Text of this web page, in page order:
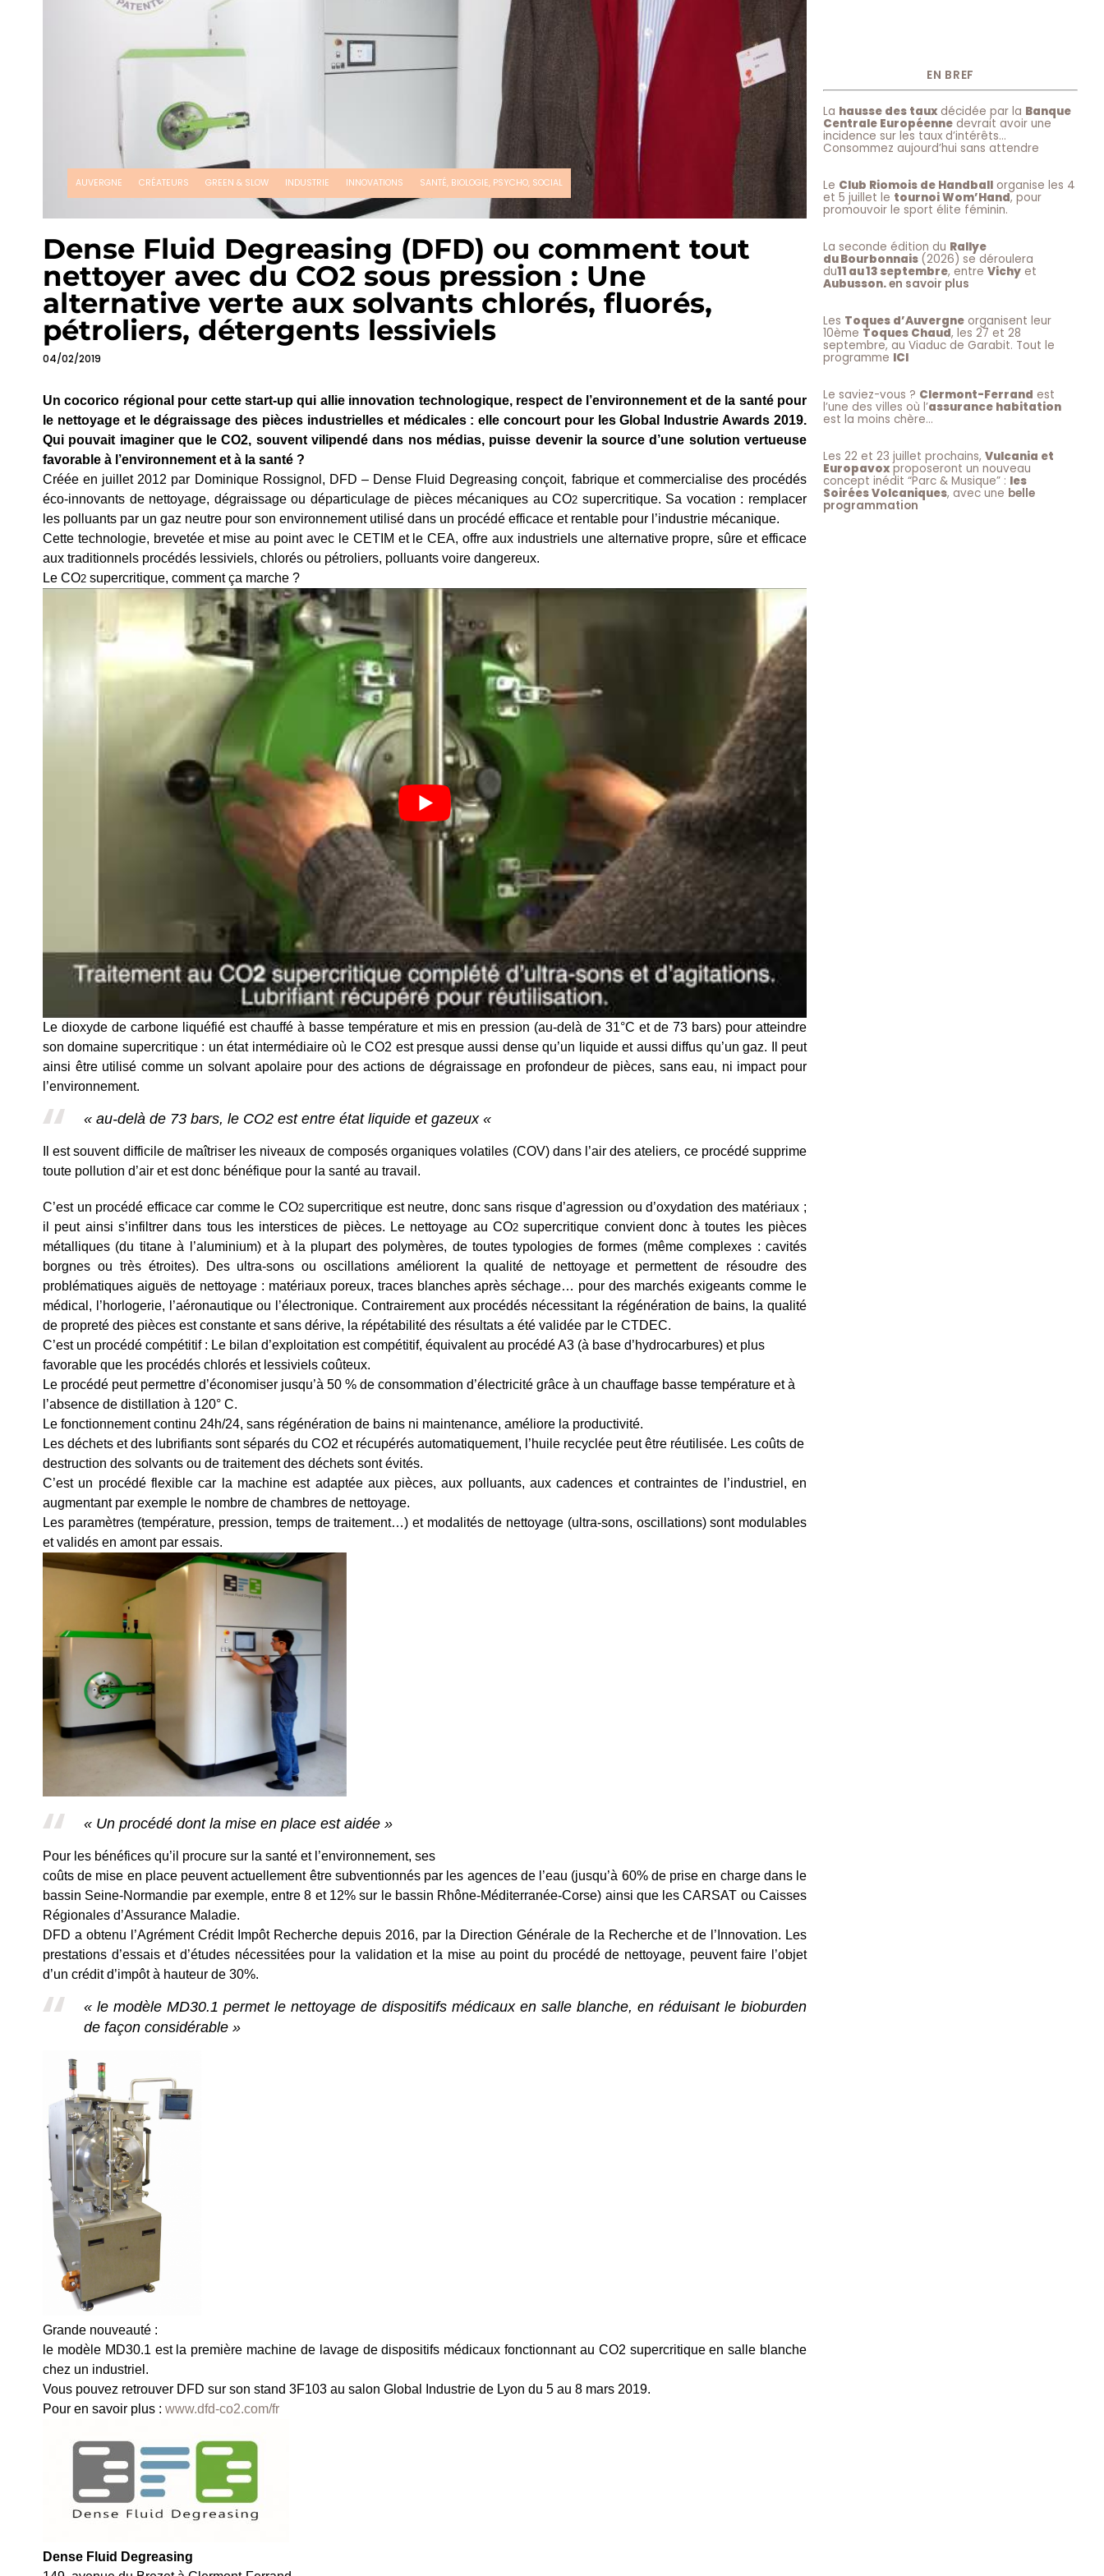
AUVERGNE CRÉATEURS GREEN & SLOW INDUSTRIE INNOVATIONS SANTÉ, BIOLOGIE, PSYCHO, SOCIAL
Dense Fluid Degreasing (DFD) ou comment tout
nettoyer avec du CO2 sous pression : Une
alternative verte aux solvants chlorés, fluorés,
pétroliers, détergents lessiviels
04/02/2019
Un cocorico régional pour cette start-up qui allie innovation technologique, respect de l’environnement et de la santé pour
le nettoyage et le dégraissage des pièces industrielles et médicales : elle concourt pour les Global Industrie Awards 2019.
Qui pouvait imaginer que le CO2, souvent vilipendé dans nos médias, puisse devenir la source d’une solution vertueuse
favorable à l’environnement et à la santé ?
Créée en juillet 2012 par Dominique Rossignol, DFD – Dense Fluid Degreasing conçoit, fabrique et commercialise des procédés
éco-innovants de nettoyage, dégraissage ou départiculage de pièces mécaniques au CO2 supercritique. Sa vocation : remplacer
les polluants par un gaz neutre pour son environnement utilisé dans un procédé efficace et rentable pour l’industrie mécanique.
Cette technologie, brevetée et mise au point avec le CETIM et le CEA, offre aux industriels une alternative propre, sûre et efficace
aux traditionnels procédés lessiviels, chlorés ou pétroliers, polluants voire dangereux.
Le CO2 supercritique, comment ça marche ?
Le dioxyde de carbone liquéfié est chauffé à basse température et mis en pression (au-delà de 31°C et de 73 bars) pour atteindre
son domaine supercritique : un état intermédiaire où le CO2 est presque aussi dense qu’un liquide et aussi diffus qu’un gaz. Il peut
ainsi être utilisé comme un solvant apolaire pour des actions de dégraissage en profondeur de pièces, sans eau, ni impact pour
l’environnement.
« au-delà de 73 bars, le CO2 est entre état liquide et gazeux «
Il est souvent difficile de maîtriser les niveaux de composés organiques volatiles (COV) dans l’air des ateliers, ce procédé supprime
toute pollution d’air et est donc bénéfique pour la santé au travail.
C’est un procédé efficace car comme le CO2supercritique est neutre, donc sans risque d’agression ou d’oxydation des matériaux ;
il peut ainsi s’infiltrer dans tous les interstices de pièces. Le nettoyage au CO2supercritique convient donc à toutes les pièces
métalliques (du titane à l’aluminium) et à la plupart des polymères, de toutes typologies de formes (même complexes : cavités
borgnes ou très étroites). Des ultra-sons ou oscillations améliorent la qualité de nettoyage et permettent de résoudre des
problématiques aiguës de nettoyage : matériaux poreux, traces blanches après séchage… pour des marchés exigeants comme le
médical, l’horlogerie, l’aéronautique ou l’électronique. Contrairement aux procédés nécessitant la régénération de bains, la qualité
de propreté des pièces est constante et sans dérive, la répétabilité des résultats a été validée par le CTDEC.
C’est un procédé compétitif : Le bilan d’exploitation est compétitif, équivalent au procédé A3 (à base d’hydrocarbures) et plus
favorable que les procédés chlorés et lessiviels coûteux.
Le procédé peut permettre d’économiser jusqu’à 50 % de consommation d’électricité grâce à un chauffage basse température et à
l’absence de distillation à 120° C.
Le fonctionnement continu 24h/24, sans régénération de bains ni maintenance, améliore la productivité.
Les déchets et des lubrifiants sont séparés du CO2 et récupérés automatiquement, l’huile recyclée peut être réutilisée. Les coûts de
destruction des solvants ou de traitement des déchets sont évités.
C’est un procédé flexible car la machine est adaptée aux pièces, aux polluants, aux cadences et contraintes de l’industriel, en
augmentant par exemple le nombre de chambres de nettoyage.
Les paramètres (température, pression, temps de traitement…) et modalités de nettoyage (ultra-sons, oscillations) sont modulables
et validés en amont par essais.
« Un procédé dont la mise en place est aidée »
Pour les bénéfices qu’il procure sur la santé et l’environnement, ses
coûts de mise en place peuvent actuellement être subventionnés par les agences de l’eau (jusqu’à 60% de prise en charge dans le
bassin Seine-Normandie par exemple, entre 8 et 12% sur le bassin Rhône-Méditerranée-Corse) ainsi que les CARSAT ou Caisses
Régionales d’Assurance Maladie.
DFD a obtenu l’Agrément Crédit Impôt Recherche depuis 2016, par la Direction Générale de la Recherche et de l’Innovation. Les
prestations d’essais et d’études nécessitées pour la validation et la mise au point du procédé de nettoyage, peuvent faire l’objet
d’un crédit d’impôt à hauteur de 30%.
« le modèle MD30.1 permet le nettoyage de dispositifs médicaux en salle blanche, en réduisant le bioburden
de façon considérable »
Grande nouveauté :
le modèle MD30.1 est la première machine de lavage de dispositifs médicaux fonctionnant au CO2 supercritique en salle blanche
chez un industriel.
Vous pouvez retrouver DFD sur son stand 3F103 au salon Global Industrie de Lyon du 5 au 8 mars 2019.
Pour en savoir plus : www.dfd-co2.com/fr
Dense Fluid Degreasing
EN BREF
La hausse des taux décidée par la Banque
Centrale Européenne devrait avoir une
incidence sur les taux d’intérêts…
Consommez aujourd’hui sans attendre
Le Club Riomois de Handball organise les 4
et 5 juillet le tournoi Wom’Hand, pour
promouvoir le sport élite féminin.
La seconde édition du Rallye
du Bourbonnais (2026) se déroulera
du11 au 13 septembre, entre Vichy et
Aubusson.en savoir plus
Les Toques d’Auvergne organisent leur
10ème Toques Chaud, les 27 et 28
septembre, au Viaduc de Garabit. Tout le
programme ICI
Le saviez-vous ? Clermont-Ferrand est
l’une des villes où l’assurance habitation
est la moins chère…
Les 22 et 23 juillet prochains, Vulcania et
Europavox proposeront un nouveau
concept inédit “Parc & Musique” : les
Soirées Volcaniques, avec une belle
programmation